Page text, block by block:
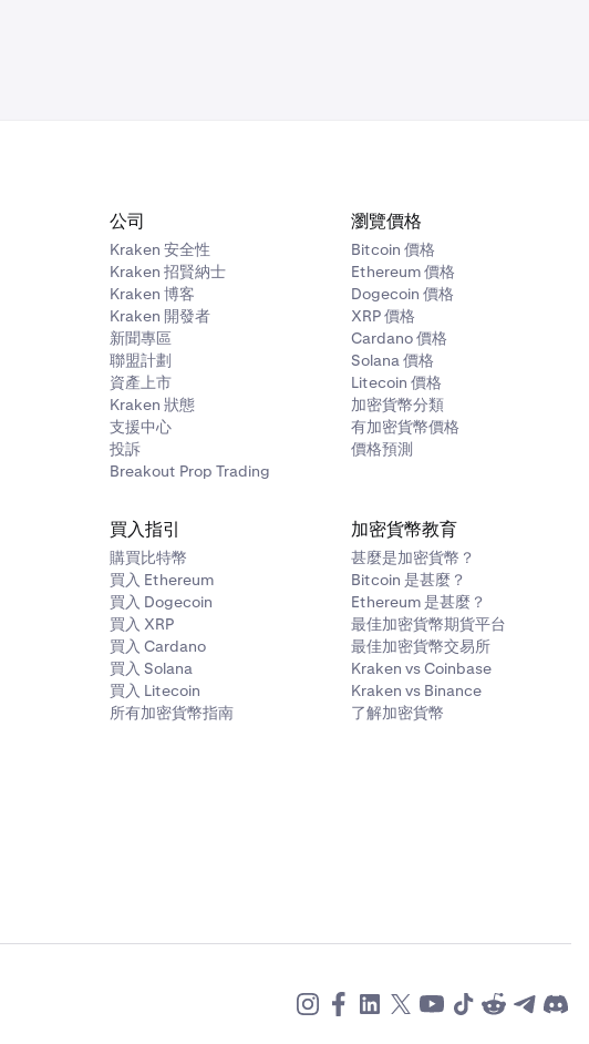
公司
Kraken 安全性
Kraken 招賢納士
Kraken 博客
Kraken 開發者
新聞專區
聯盟計劃
資產上市
Kraken 狀態
支援中心
投訴
Breakout Prop Trading
瀏覽價格
Bitcoin 價格
Ethereum 價格
Dogecoin 價格
XRP 價格
Cardano 價格
Solana 價格
Litecoin 價格
加密貨幣分類
有加密貨幣價格
價格預測
買入指引
購買比特幣
買入 Ethereum
買入 Dogecoin
買入 XRP
買入 Cardano
買入 Solana
買入 Litecoin
所有加密貨幣指南
加密貨幣教育
甚麼是加密貨幣？
Bitcoin 是甚麼？
Ethereum 是甚麼？
最佳加密貨幣期貨平台
最佳加密貨幣交易所
Kraken vs Coinbase
Kraken vs Binance
了解加密貨幣